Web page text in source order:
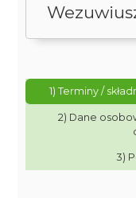
1) Terminy /
2) Dane
3)